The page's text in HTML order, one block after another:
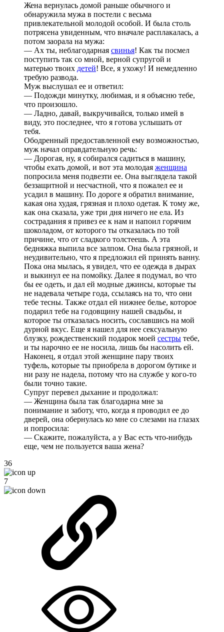
Жена вернулась домой раньше обычного и
обнаружила мужа в постели с весьма
привлекательной молодой особой. И была столь
потрясена увиденным, что вначале расплакалась, а
потом заорала на мужа:
— Ах ты, неблагодарная свинья! Как ты посмел
поступить так со мной, верной супругой и
матерью твоих детей! Все, я ухожу! И немедленно
требую развода.
Муж выслушал ее и ответил:
— Подожди минутку, любимая, и я объясню тебе,
что произошло.
— Ладно, давай, выкручивайся, только имей в
виду, это последнее, что я готова услышать от
тебя.
Ободренный предоставленной ему возможностью,
муж начал оправдательную речь:
— Дорогая, ну, я собирался садиться в машину,
чтобы ехать домой, и вот эта молодая женщина
попросила меня подвезти ее. Она выглядела такой
беззащитной и несчастной, что я пожалел ее и
усадил в машину. По дороге я обратил внимание,
какая она худая, грязная и плохо одетая. К тому же,
как она сказала, уже три дня ничего не ела. Из
сострадания я привез ее к нам и напоил горячим
шоколадом, от которого ты отказалась по той
причине, что от сладкого толстеешь. А эта
бедняжка выпила все залпом. Она была грязной, и
неудивительно, что я предложил ей принять ванну.
Пока она мылась, я увидел, что ее одежда в дырах
и выкинул ее на помойку. Далее я подумал, во что
бы ее одеть, и дал ей модные джинсы, которые ты
не надевала четыре года, ссылаясь на то, что они
тебе тесны. Также отдал ей нижнее белье, которое
подарил тебе на годовщину нашей свадьбы, и
которое ты отказалась носить, сославшись на мой
дурной вкус. Еще я нашел для нее сексуальную
блузку, рождественский подарок моей сестры тебе,
и ты нарочно ее не носила, лишь бы насолить ей.
Наконец, я отдал этой женщине пару твоих
туфель, которые ты приобрела в дорогом бутике и
ни разу не надела, потому что на службе у кого-то
были точно такие.
Супруг перевел дыхание и продолжал:
— Женщина была так благодарна мне за
понимание и заботу, что, когда я проводил ее до
дверей, она обернулась ко мне со слезами на глазах
и попросила:
— Скажите, пожалуйста, а у Вас есть что-нибудь
еще, чем не пользуется ваша жена?
36
7